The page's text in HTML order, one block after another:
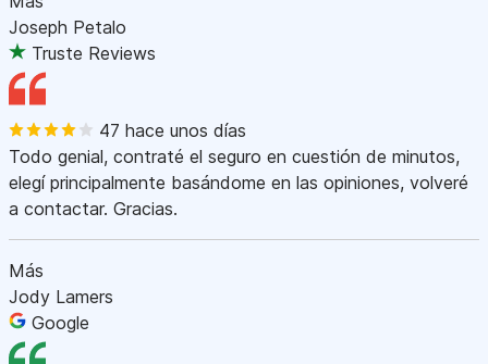
Joseph Petalo
Truste Reviews
47 hace unos días
Todo genial, contraté el seguro en cuestión de minutos,
elegí principalmente basándome en las opiniones, volveré
a contactar. Gracias.
Más
Jody Lamers
Google